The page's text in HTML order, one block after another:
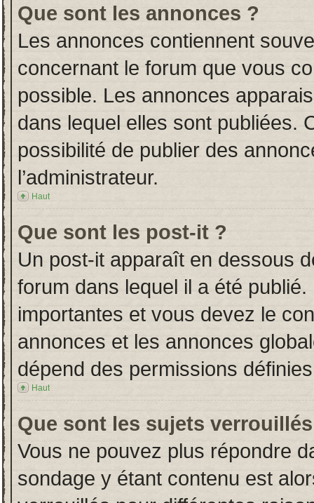
Que sont les annonces ?
Les annonces contiennent
concernant le forum que vous
possible. Les annonces
dans lequel elles sont publiées.
possibilité de publier des
l’administrateur.
Haut
Que sont les post-it ?
Un post-it apparaît en dessous
forum dans lequel il a été
importantes et vous devez le
annonces et les annonces
dépend des permissions
Haut
Que sont les sujets
Vous ne pouvez plus répondre
sondage y étant contenu est